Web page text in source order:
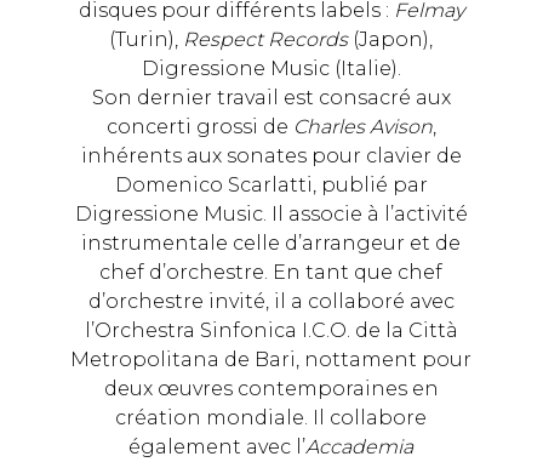
disques pour différents labels : Felmay
(Turin), Respect Records(Japon),
Digressione Music (Italie).
Son dernier travail est consacré aux
concerti grossi de Charles Avison,
inhérents aux sonates pour clavier de
Domenico Scarlatti, publié par
Digressione Music. Il associe à l’activité
instrumentale celle d’arrangeur et de
chef d’orchestre. En tant que chef
d’orchestre invité, il a collaboré avec
l’Orchestra Sinfonica I.C.O. de la Città
Metropolitana de Bari, nottament pour
deux œuvres contemporaines en
création mondiale. Il collabore
également avec l’Accademia